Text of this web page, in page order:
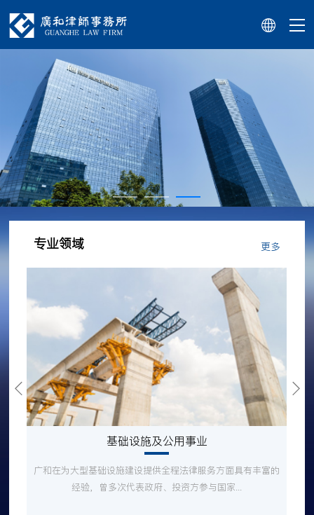
专业领域 更多
基础设施及公用事业
广和在为大型基础设施建设提供全程法律服务方面具有丰富的
经验，曾多次代表政府、投资方参与国家...